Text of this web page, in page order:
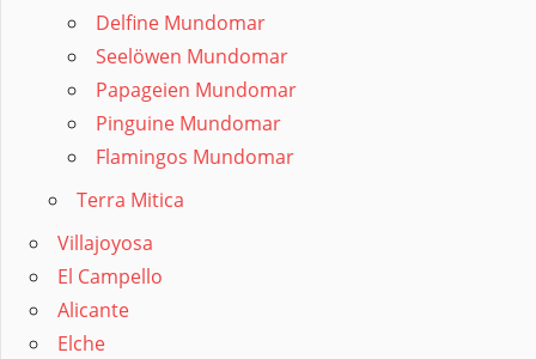
Delfine Mundomar
Seelöwen Mundomar
Papageien Mundomar
Pinguine Mundomar
Flamingos Mundomar
Terra Mitica
Villajoyosa
El Campello
Alicante
Elche